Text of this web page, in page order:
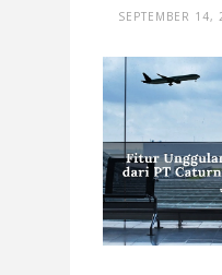
SEPTEMBER